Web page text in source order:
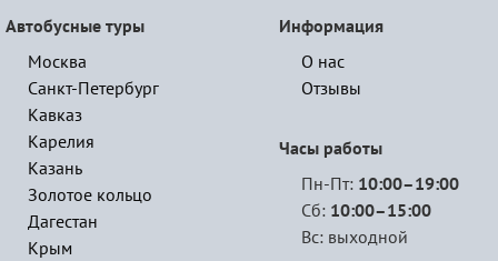
Автобусные туры
Москва
Санкт-Петербург
Кавказ
Карелия
Казань
Золотое кольцо
Дагестан
Крым
Информация
О нас
Отзывы
Часы работы
Пн-Пт: 10:00–19:00
Сб: 10:00–15:00
Вс: выходной